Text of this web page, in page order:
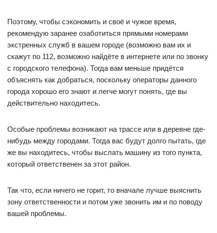
Поэтому, чтобы сэкономить и своё и чужое время,
рекомендую заранее озаботиться прямыми номерами
экстренных служб в вашем городе (возможно вам их и
скажут по 112, возможно найдёте в интернете или по звонку
с городского телефона). Тогда вам меньше придётся
объяснять как добраться, поскольку операторы данного
города хорошо его знают и легче могут понять, где вы
действительно находитесь.
Особые проблемы возникают на трассе или в деревне где-
нибудь между городами. Тогда вас будут долго пытать, где
же вы находитесь, чтобы выслать машину из того пункта,
который ответственен за этот район.
Так что, если ничего не горит, то вначале лучше выяснить
зону ответственности и потом уже звонить им и по поводу
вашей проблемы.